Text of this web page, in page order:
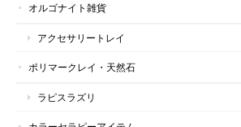
オルゴナイト雑貨
アクセサリートレイ
ポリマークレイ・天然石
ラピスラズリ